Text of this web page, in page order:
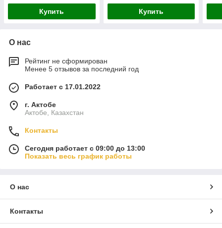
Купить Купить
О нас
Рейтинг не сформирован
Менее 5 отзывов за последний год
Работает с 17.01.2022
г. Актобе
Актобе, Казахстан
Контакты
Сегодня работает с 09:00 до 13:00
Показать весь график работы
О нас
Контакты